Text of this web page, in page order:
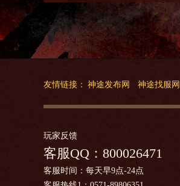
友情链接： 神途发布网 神途找服网
玩家反馈
客服QQ： 800026471
客服时间：每天早9点-24点